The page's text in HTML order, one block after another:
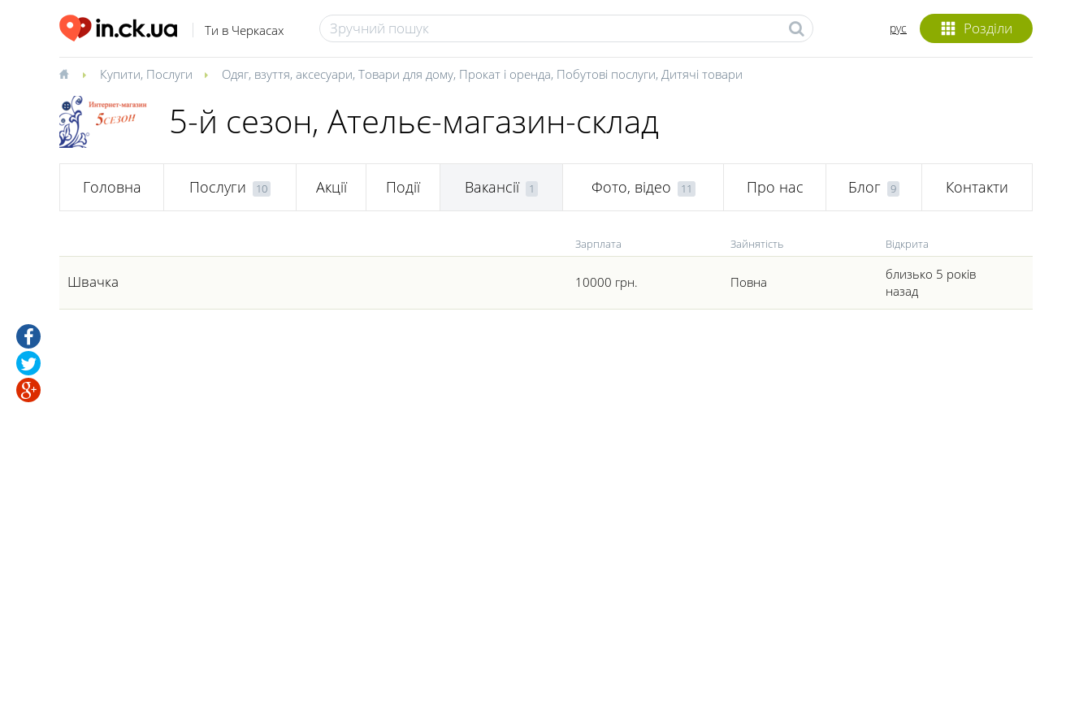
Ти в Черкасах Розділи
рус
Купити, Послуги Одяг, взуття, аксесуари, Товари для дому, Прокат і оренда, Побутові послуги, Дитячі товари
5-й сезон, Ательє-магазин-склад
Головна Послуги 10 Акції Події Вакансії 1 Фото, відео 11 Про нас Блог 9 Контакти
Зарплата Зайнятiсть Вiдкрита
Швачка 10000 грн. Повна
близько 5 років
назад